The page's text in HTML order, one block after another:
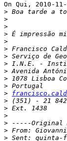
On Qui, 2010-
>
>
>
>
>
>
>
>
>
>
>
>
>
>
>
>
> From:
>